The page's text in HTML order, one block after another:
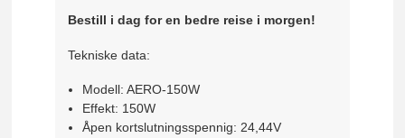
Bestill i dag for en bedre reise i morgen!
Tekniske data:
Modell: AERO-150W
Effekt: 150W
Åpen kortslutningsspennig: 24,44V